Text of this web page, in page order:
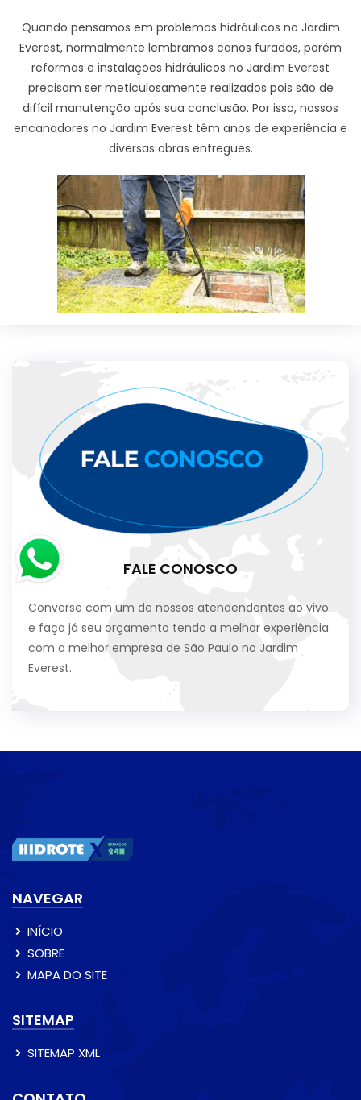
Quando pensamos em problemas hidráulicos no Jardim
Everest, normalmente lembramos canos furados, porém
reformas e instalações hidráulicos no Jardim Everest
precisam ser meticulosamente realizados pois são de
difícil manutenção após sua conclusão. Por isso, nossos
encanadores no Jardim Everest têm anos de experiência e
diversas obras entregues.
FALE CONOSCO
Converse com um de nossos atendendentes ao vivo
e faça já seu orçamento tendo a melhor experiência
com a melhor empresa de São Paulo no Jardim
Everest.
NAVEGAR
INÍCIO
SOBRE
MAPA DO SITE
SITEMAP
SITEMAP XML